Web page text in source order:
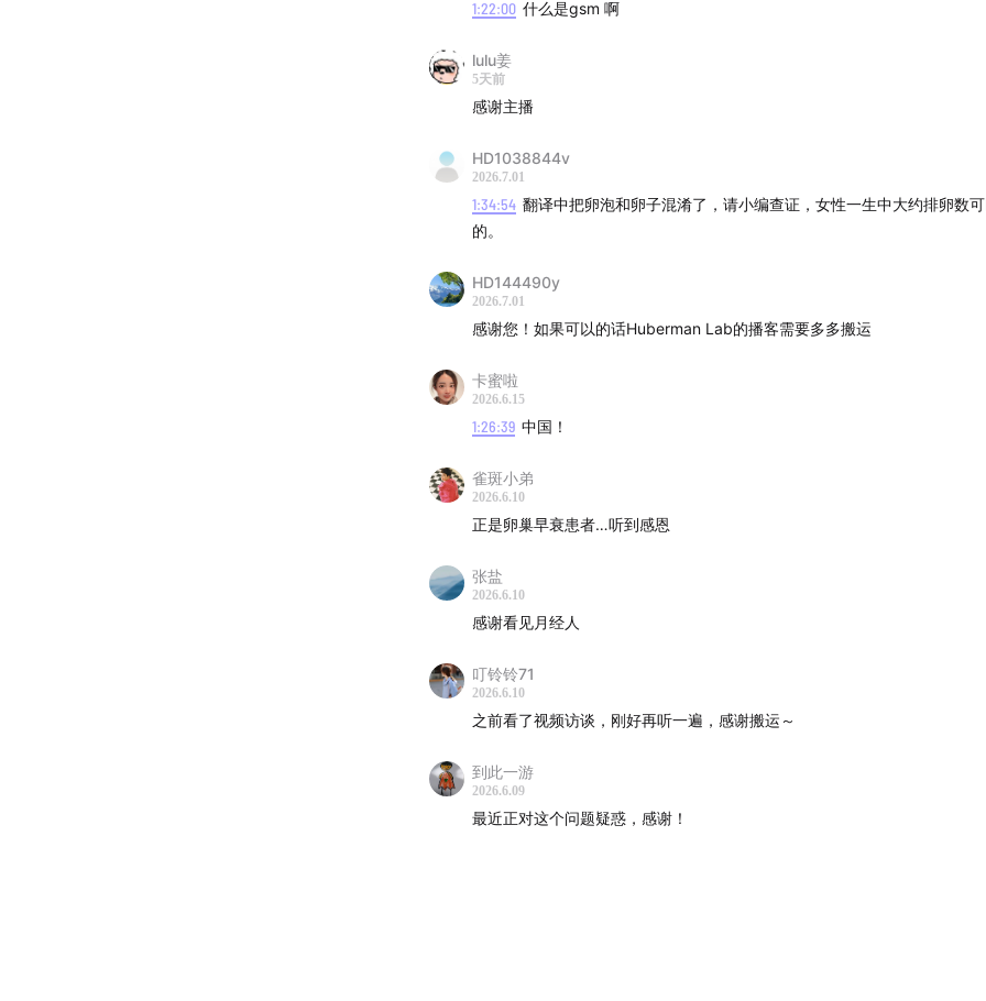
重新理解更年期
04:14 更年期不只是“最后一次月经”：为什么传统定义不够用
围绝经期可能提前 7-10 年开始：激素系统进入“混乱区”
08:04 为什么围绝经期很难靠一次抽血诊断
女性健康研究为什么长期缺位：围绝经期研究少得惊人
围绝经期：身体和大脑的混乱信号
“大脑不喜欢这种混乱”：焦虑、抑郁、脑雾与执行功能下降
13:35 五分之一女性可能因绝经相关症状离职：被低估的职业影响
月经异常、疲劳、关节痛、心悸：为什么很多症状会被误诊
16:44 围绝经期该做什么检查：不是只查激素，也要排除甲状腺、自免
哪些因素会让绝经更早：吸烟、手术、炎症、遗传与族群差异
19:30 27岁也可能进入卵巢功能衰退：早发性卵巢功能不全的风险
21:23 避孕药、HRT 与剂量差异：抑制排卵还是稳定大脑信号
25:46 宫内节育器如何工作：停止月经不等于停止排卵
1:22:00 什么是gsm 啊
lulu姜
5天前
感谢主播
HD1038844v
2026.7.01
1:34:54 翻译中把卵泡和卵子混淆了，请小编查证，女性一生中大约排卵数
的。
HD144490y
2026.7.01
感谢您！如果可以的话Huberman Lab的播客需要多多搬运
卡蜜啦
2026.6.15
1:26:39 中国！
雀斑小弟
2026.6.10
正是卵巢早衰患者…听到感恩
张盐
2026.6.10
感谢看见月经人
叮铃铃71
2026.6.10
之前看了视频访谈，刚好再听一遍，感谢搬运～
到此一游
2026.6.09
最近正对这个问题疑惑，感谢！